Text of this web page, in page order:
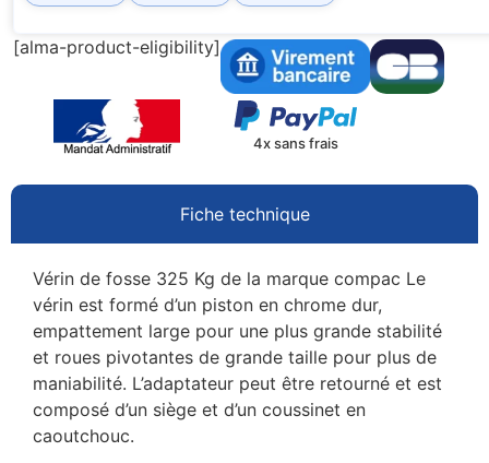
[alma-product-eligibility]
4x sans frais
Fiche technique
Vérin de fosse 325 Kg de la marque compac Le
vérin est formé d’un piston en chrome dur,
empattement large pour une plus grande stabilité
et roues pivotantes de grande taille pour plus de
maniabilité. L’adaptateur peut être retourné et est
composé d’un siège et d’un coussinet en
caoutchouc.